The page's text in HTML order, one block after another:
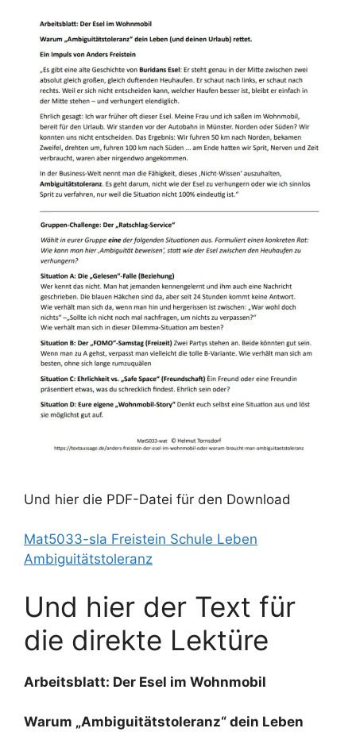
Und hier die PDF-Datei für den Download
Mat5033-sla Freistein Schule Leben
Ambiguitätstoleranz
Und hier der Text für
die direkte Lektüre
Arbeitsblatt: Der Esel im Wohnmobil
Warum „Ambiguitätstoleranz“ dein Leben